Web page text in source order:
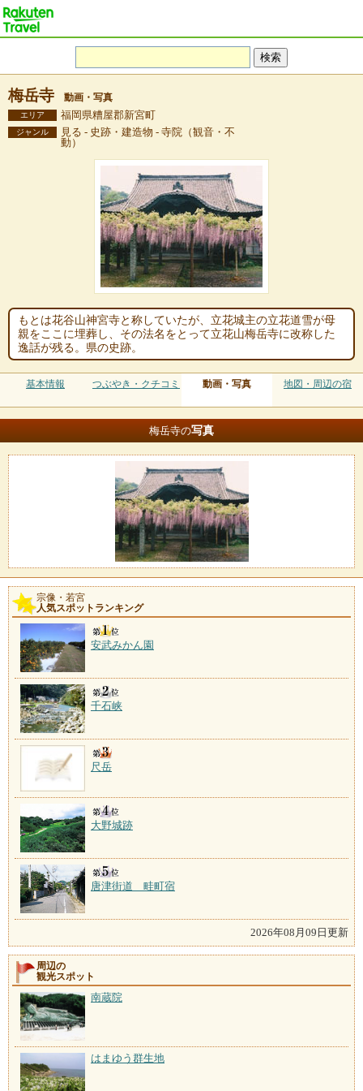
梅岳寺 動画・写真
エリア 福岡県糟屋郡新宮町
ジャンル
見る - 史跡・建造物 - 寺院（観音・不
動）
もとは花谷山神宮寺と称していたが、立花城主の立花道雪が母
親をここに埋葬し、その法名をとって立花山梅岳寺に改称した
逸話が残る。県の史跡。
基本情報 つぶやき・クチコミ 動画・写真 地図・周辺の宿
梅岳寺の写真
宗像・若宮
人気スポットランキング
安武みかん園
千石峡
尺岳
大野城跡
唐津街道 畦町宿
2026年08月09日更新
周辺の
観光スポット
南蔵院
はまゆう群生地